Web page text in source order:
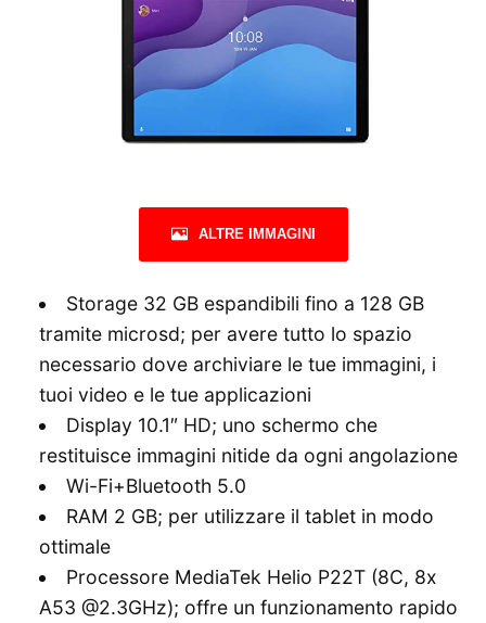
ALTRE IMMAGINI
Storage 32 GB espandibili fino a 128 GB
tramite microsd; per avere tutto lo spazio
necessario dove archiviare le tue immagini, i
tuoi video e le tue applicazioni
Display 10.1″ HD; uno schermo che
restituisce immagini nitide da ogni angolazione
Wi-Fi+Bluetooth 5.0
RAM 2 GB; per utilizzare il tablet in modo
ottimale
Processore MediaTek Helio P22T (8C, 8x
A53 @2.3GHz); offre un funzionamento rapido